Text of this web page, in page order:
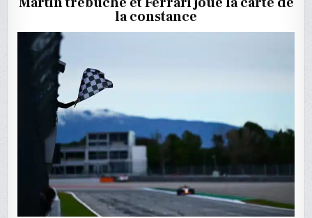
À
la constance